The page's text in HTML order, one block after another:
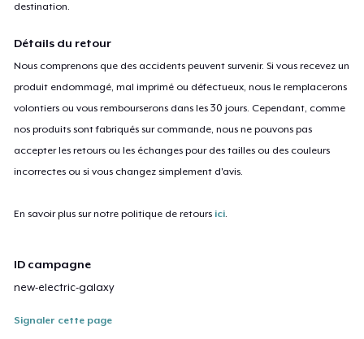
destination.
Détails du retour
Nous comprenons que des accidents peuvent survenir. Si vous recevez un
produit endommagé, mal imprimé ou défectueux, nous le remplacerons
volontiers ou vous rembourserons dans les 30 jours. Cependant, comme
nos produits sont fabriqués sur commande, nous ne pouvons pas
accepter les retours ou les échanges pour des tailles ou des couleurs
incorrectes ou si vous changez simplement d'avis.
En savoir plus sur notre politique de retours ici.
ID campagne
new-electric-galaxy
Signaler cette page